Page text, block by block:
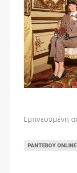
Εμπνευσμένη
ΡΑΝΤΕΒΟΎ ONLINE